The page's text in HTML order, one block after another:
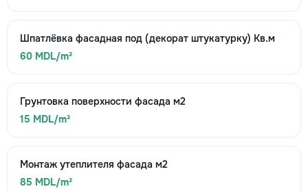
Шпатлёвка фасадная под (декорат штукатурку) Кв.м
60 MDL/m²
Грунтовка поверхности фасада м2
15 MDL/m²
Монтаж утеплителя фасада м2
85 MDL/m²